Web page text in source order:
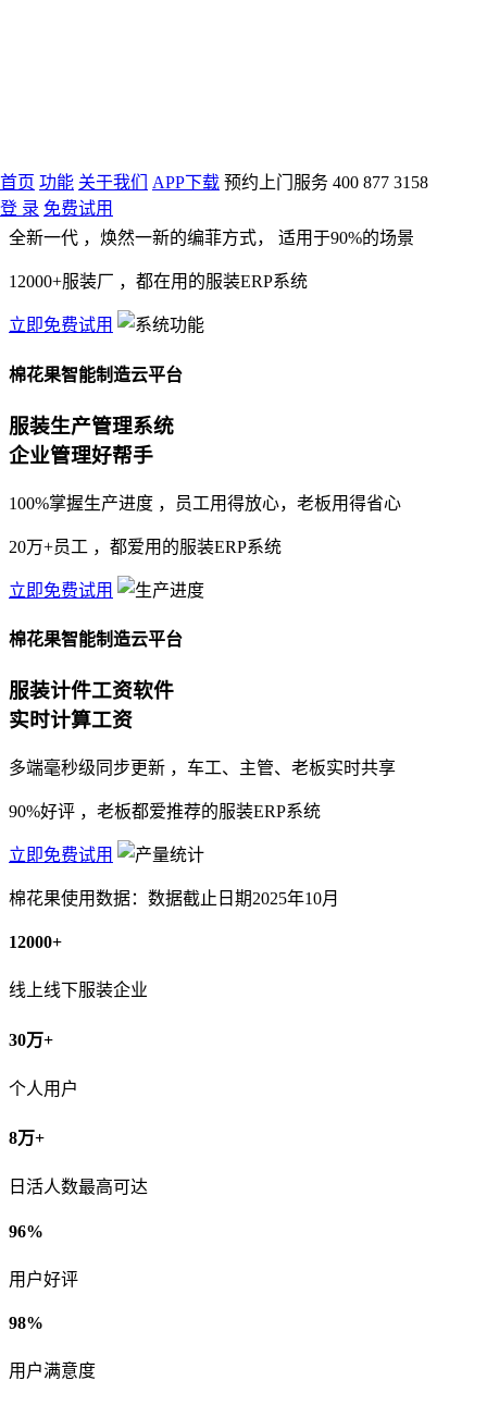
首页 功能 关于我们 APP下载 预约上门服务 400 877 3158
登 录 免费试用
服装产业智造化
全新一代 ，焕然一新的编菲方式， 适用于90%的场景
12000+服装厂 ，都在用的服装ERP系统
立即免费试用
棉花果智能制造云平台
服装生产管理系统
企业管理好帮手
100%掌握生产进度 ，员工用得放心，老板用得省心
20万+员工 ，都爱用的服装ERP系统
立即免费试用
棉花果智能制造云平台
服装计件工资软件
实时计算工资
多端毫秒级同步更新 ，车工、主管、老板实时共享
90%好评 ，老板都爱推荐的服装ERP系统
立即免费试用
棉花果使用数据：数据截止日期2025年10月
12000+
线上线下服装企业
30万+
个人用户
8万+
日活人数最高可达
96%
用户好评
98%
用户满意度